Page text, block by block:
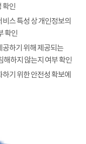
확인
스 특성 상 개인정보의
확인
공하기 위해 제공되는
하지 않는지 여부 확인
기 위한 안전성 확보에